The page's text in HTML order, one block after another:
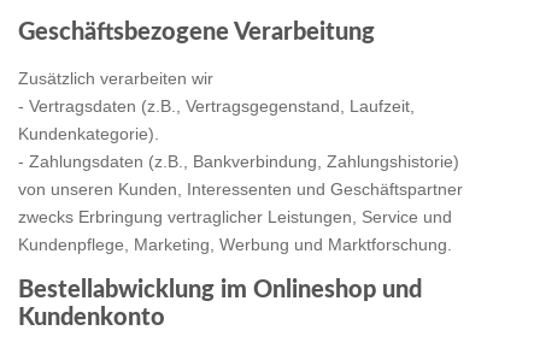
Geschäftsbezogene Verarbeitung
Zusätzlich verarbeiten wir
- Vertragsdaten (z.B., Vertragsgegenstand, Laufzeit,
Kundenkategorie).
- Zahlungsdaten (z.B., Bankverbindung, Zahlungshistorie)
von unseren Kunden, Interessenten und Geschäftspartner
zwecks Erbringung vertraglicher Leistungen, Service und
Kundenpflege, Marketing, Werbung und Marktforschung.
Bestellabwicklung im Onlineshop und
Kundenkonto